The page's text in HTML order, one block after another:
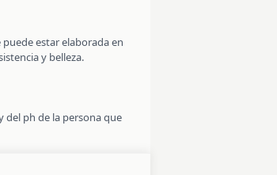
estar elaborada en
y belleza.
del ph de la persona que